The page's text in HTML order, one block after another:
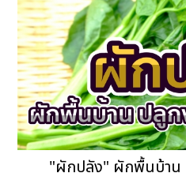
"ผักปลัง" ผักพื้นบ้าน